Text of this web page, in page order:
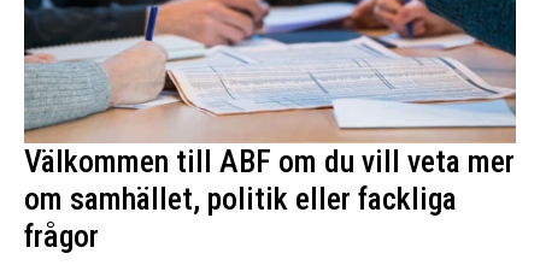
Välkommen till ABF om du vill veta mer
om samhället, politik eller fackliga
frågor